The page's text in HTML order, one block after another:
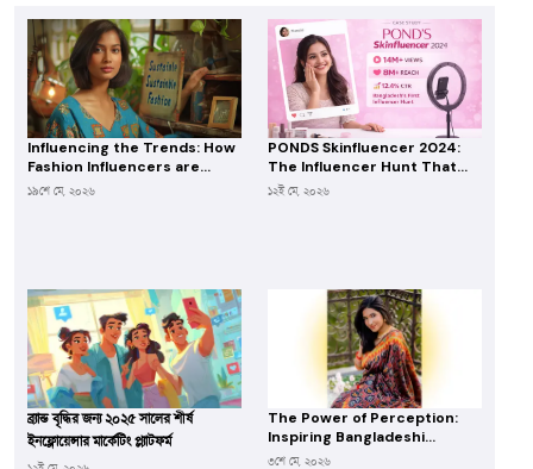
Influencing the Trends: How
Fashion Influencers are
Shaping Bangladesh's Style
১৯শে মে, ২০২৬
PONDS Skinfluencer 2024:
The Influencer Hunt That
Delivered Over 14M Views
১২ই মে, ২০২৬
ব্র্যান্ড বৃদ্ধির জন্য ২০২৫ সালের শীর্ষ
ইনফ্লোয়েন্সার মার্কেটিং প্ল্যাটফর্ম
The Power of Perception:
Inspiring Bangladeshi
Women Influencers
৩শে মে, ২০২৬